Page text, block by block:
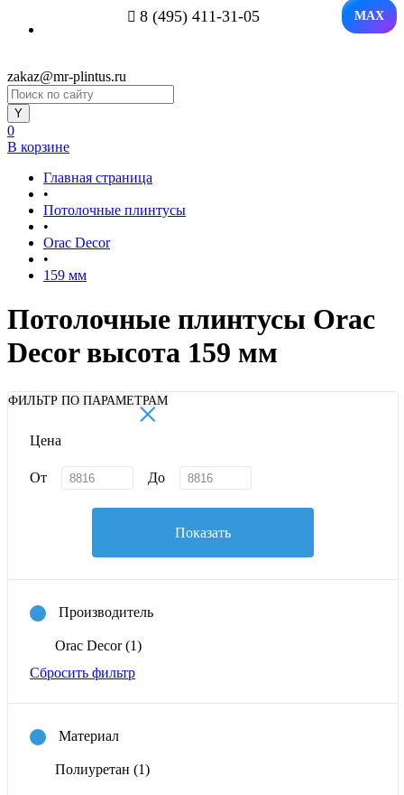
8 (495) 411-31-05 MAX
zakaz@mr-plintus.ru
0
В корзине
Главная страница
•
Потолочные плинтусы
•
Orac Decor
•
159 мм
Потолочные плинтусы Orac
Decor высота 159 мм
ФИЛЬТР ПО ПАРАМЕТРАМ
×
Цена
От До
Показать
Производитель
Orac Decor(1)
Сбросить фильтр
Материал
Полиуретан (1)